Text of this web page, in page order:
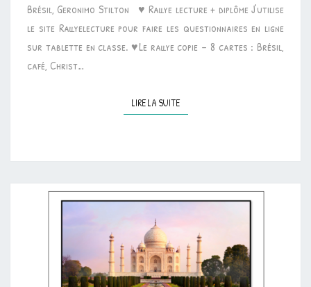
Brésil, Geronimo Stilton ♥ Rallye lecture + diplôme J’utilise
le site Rallyelecture pour faire les questionnaires en ligne
sur tablette en classe. ♥Le rallye copie – 8 cartes : Brésil,
café, Christ…
LIRE LA SUITELIRE LA SUITE